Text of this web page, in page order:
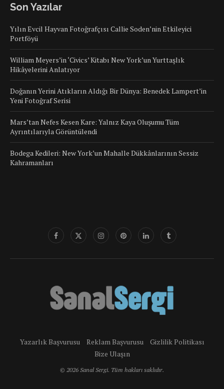
Son Yazılar
Yılın Evcil Hayvan Fotoğrafçısı Callie Soden’nin Etkileyici
Portföyü
William Meyers’in ‘Civics’ Kitabı New York’un Yurttaşlık
Hikâyelerini Anlatıyor
Doğanın Yerini Atıkların Aldığı Bir Dünya: Benedek Lampert’in
Yeni Fotoğraf Serisi
Mars’tan Nefes Kesen Kare: Yalnız Kaya Oluşumu Tüm
Ayrıntılarıyla Görüntülendi
Bodega Kedileri: New York’un Mahalle Dükkânlarının Sessiz
Kahramanları
Yazarlık Başvurusu Reklam Başvurusu
Gizlilik Politikası
Bize Ulaşın
© 2026 Sanal Sergi. Tüm hakları saklıdır.